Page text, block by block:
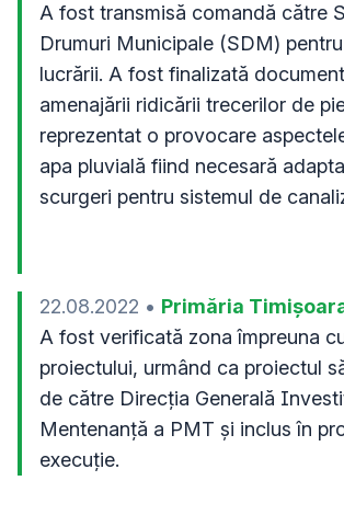
A fost transmisă comandă către
Drumuri Municipale (SDM)
lucrării. A fost finalizată
amenajării ridicării trecerilor de
reprezentat o provocare
apa pluvială fiind necesară
scurgeri pentru sistemul de
22.08.2022 • Primăria
A fost verificată zona împreuna
proiectului, urmând ca proiectul
de către Direcția Generală
Mentenanță a PMT și inclus în
execuție.